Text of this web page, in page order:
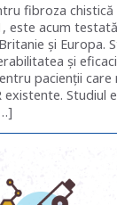
fibroza chistică
este acum
și Europa.
și
pacienții care
Studiul